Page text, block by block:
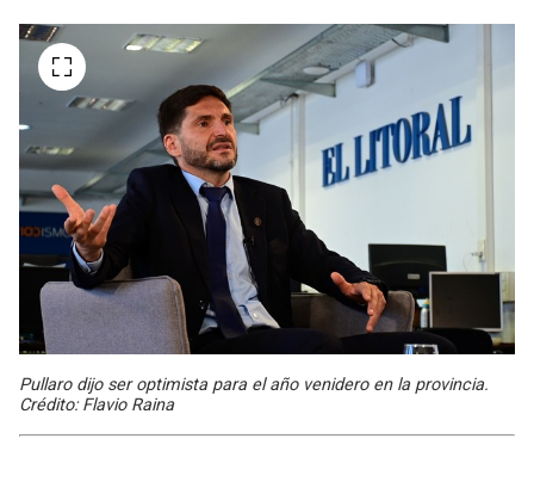
Pullaro dijo ser optimista para el año venidero en la provincia.
Crédito: Flavio Raina